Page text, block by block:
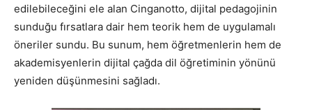
edilebileceğini ele alan Cinganotto, dijital pedagojinin
sunduğu fırsatlara dair hem teorik hem de uygulamalı
öneriler sundu. Bu sunum, hem öğretmenlerin hem de
akademisyenlerin dijital çağda dil öğretiminin yönünü
yeniden düşünmesini sağladı.